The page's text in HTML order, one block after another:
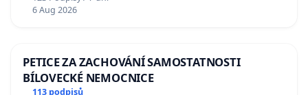
6 Aug 2026
PETICE ZA ZACHOVÁNÍ SAMOSTATNOSTI
BÍLOVECKÉ NEMOCNICE
113 podpisů